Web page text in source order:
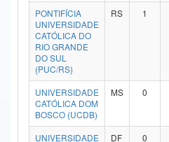
Secretaria de Governo
Gabinete de Segurança Institucional
Advocacia-Geral da União
Banco Central do Brasil
PONTIFÍCIA
UNIVERSIDADE
CATÓLICA DO
RIO GRANDE
DO SUL
(PUC/RS)
RS 1
UNIVERSIDADE
CATÓLICA DOM
BOSCO (UCDB)
MS 0
UNIVERSIDADE
DF 0